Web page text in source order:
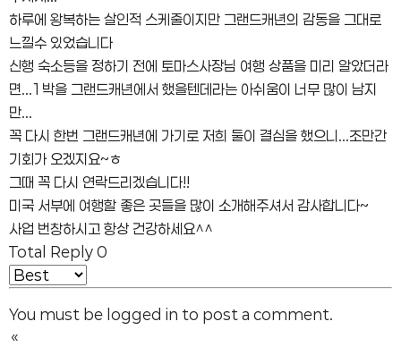
하루에 왕복하는 살인적 스케줄이지만 그랜드캐년의 감동을 그대로
느낄수 있었습니다
신행 숙소등을 정하기 전에 토마스사장님 여행 상품을 미리 알았더라
면...1박을 그랜드캐년에서 했을텐데라는 아쉬움이 너무 많이 남지
만...
꼭 다시 한번 그랜드캐년에 가기로 저희 둘이 결심을 했으니...조만간
기회가 오겠지요~ㅎ
그때 꼭 다시 연락드리겠습니다!!
미국 서부에 여행할 좋은 곳들을 많이 소개해주셔서 감사합니다~
사업 번창하시고 항상 건강하세요^^
Total Reply 0
You must be logged in to post a comment.
«